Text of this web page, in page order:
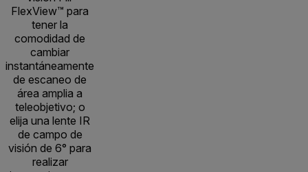
FlexView™ para
tener la
comodidad de
cambiar
instantáneamente
de escaneo de
área amplia a
teleobjetivo; o
elija una lente IR
de campo de
visión de 6° para
realizar